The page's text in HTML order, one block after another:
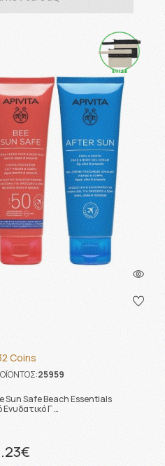
Coins
25959
Sun Safe Beach Essentials
Γ …